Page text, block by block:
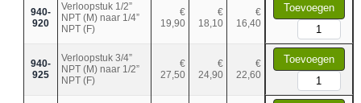
940-
920
Verloopstuk 1/2”
NPT (M) naar 1/4”
NPT (F)
€
19,90
€
18,10
€
16,40
Toevoegen
940-
925
Verloopstuk 3/4”
NPT (M) naar 1/2”
NPT (F)
€
27,50
€
24,90
€
22,60
Toevoegen